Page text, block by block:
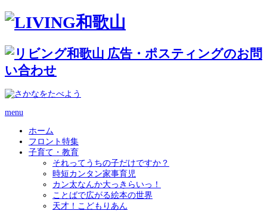
menu
ホーム
フロント特集
子育て・教育
それってうちの子だけですか？
時短カンタン家事育児
カン太なんか大っきらいっ！
ことばで広がる絵本の世界
天才！こどもりあん